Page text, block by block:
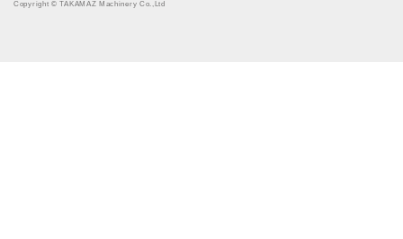
Copyright © TAKAMAZ Machinery Co.,Ltd